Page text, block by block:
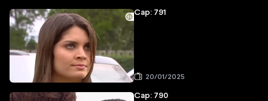
Cap: 791
20/01/2025
Cap: 790